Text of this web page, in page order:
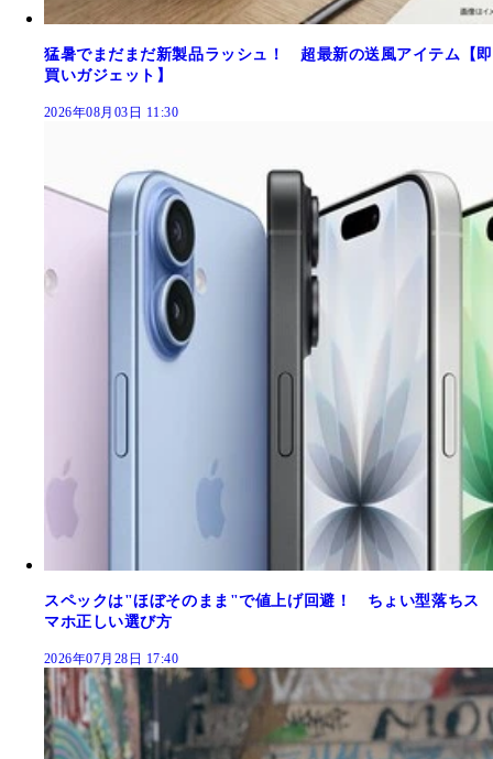
猛暑でまだまだ新製品ラッシュ！ 超最新の送風アイテム【即
買いガジェット】
2026年08月03日 11:30
スペックは"ほぼそのまま"で値上げ回避！ ちょい型落ちス
マホ正しい選び方
2026年07月28日 17:40